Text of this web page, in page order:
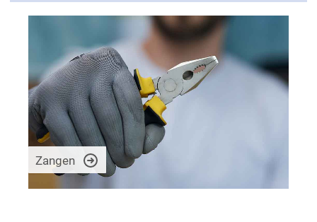
Zangen